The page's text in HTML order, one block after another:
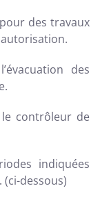
des travaux
des
contrôleur de
indiquées
. (ci-dessous)